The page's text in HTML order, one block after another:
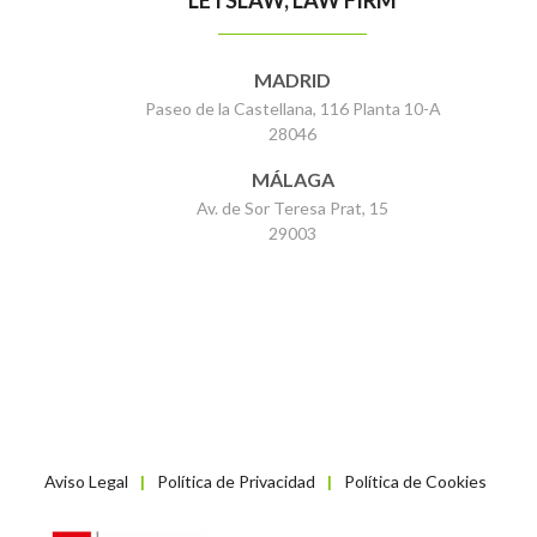
MADRID
Paseo de la Castellana, 116 Planta 10-A
28046
MÁLAGA
Av. de Sor Teresa Prat, 15
29003
Aviso Legal | Política de Privacidad | Política de Cookies